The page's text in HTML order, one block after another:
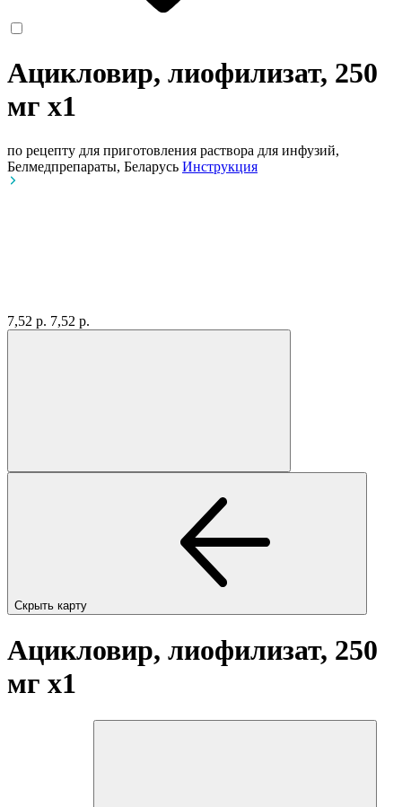
Ацикловир, лиофилизат, 250
мг x1
по рецепту для приготовления раствора для инфузий,
Белмедпрепараты, Беларусь Инструкция
7,52 р. 7,52 р.
Скрыть карту
Ацикловир, лиофилизат, 250
мг x1